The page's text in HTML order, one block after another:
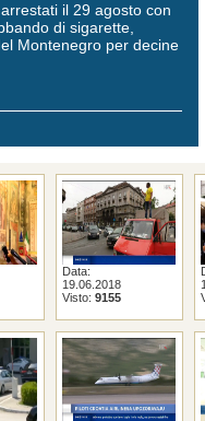
il 29 agosto con
di sigarette,
Montenegro per decine
Data:
19.06.2018
Visto: 9155